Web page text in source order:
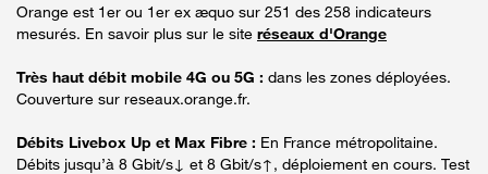
Orange est 1er ou 1er ex æquo sur 251 des 258 indicateurs
mesurés. En savoir plus sur le site réseaux d'Orange
Très haut débit mobile 4G ou 5G : dans les zones déployées.
Couverture sur reseaux.orange.fr.
Débits Livebox Up et Max Fibre : En France métropolitaine.
Débits jusqu’à 8 Gbit/s↓ et 8 Gbit/s↑, déploiement en cours. Test